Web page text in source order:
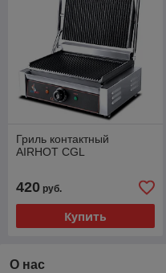
Гриль контактный
AIRHOT CGL
420 руб.
Купить
О нас